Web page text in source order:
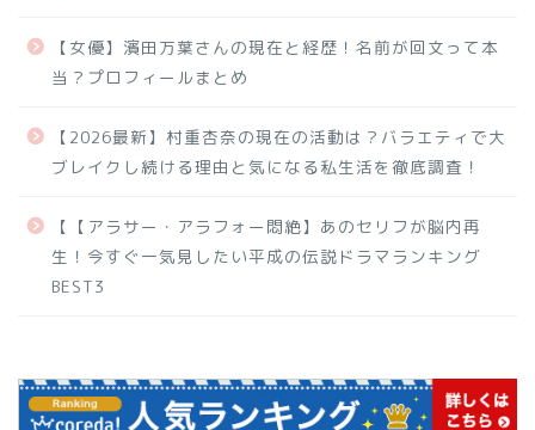
【女優】濱田万葉さんの現在と経歴！名前が回文って本
当？プロフィールまとめ
【2026最新】村重杏奈の現在の活動は？バラエティで大
ブレイクし続ける理由と気になる私生活を徹底調査！
【【アラサー・アラフォー悶絶】あのセリフが脳内再
生！今すぐ一気見したい平成の伝説ドラマランキング
BEST3